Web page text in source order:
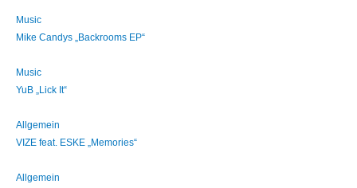
Music
Mike Candys „Backrooms EP“
Music
YuB „Lick It“
Allgemein
VIZE feat. ESKE „Memories“
Allgemein